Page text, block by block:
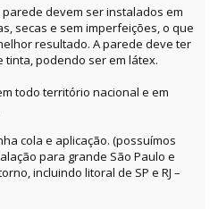
parede devem ser instalados em
secas e sem imperfeições, o que
resultado. A parede deve ter
tinta, podendo ser em látex.
todo território nacional e em
cola e aplicação. (possuímos
para grande São Paulo e
incluindo litoral de SP e RJ –